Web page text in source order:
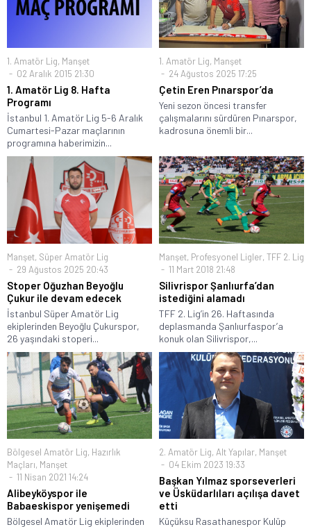
1. Amatör Lig, Manşet
02 Aralık 2015 21:30
1. Amatör Lig 8. Hafta
Programı
İstanbul 1. Amatör Lig 5-6 Aralık
Cumartesi-Pazar maçlarının
programına haberimizin...
1. Amatör Lig, Manşet
24 Ağustos 2025 17:25
Çetin Eren Pınarspor’da
Yeni sezon öncesi transfer
çalışmalarını sürdüren Pınarspor,
kadrosuna önemli bir...
Manşet, Süper Amatör Lig
29 Ağustos 2025 20:43
Stoper Oğuzhan Beyoğlu
Çukur ile devam edecek
İstanbul Süper Amatör Lig
ekiplerinden Beyoğlu Çukurspor,
26 yaşındaki stoperi...
Manşet, Profesyonel Ligler, TFF 2. Lig
11 Mart 2018 21:48
Silivrispor Şanlıurfa’dan
istediğini alamadı
TFF 2. Lig’in 26. Haftasında
deplasmanda Şanlıurfaspor’a
konuk olan Silivrispor,...
Bölgesel Amatör Lig, Hazırlık
Maçları, Manşet
11 Nisan 2021 14:24
Alibeyköyspor ile
Babaeskispor yenişemedi
Bölgesel Amatör Lig ekiplerinden
2. Amatör Lig, Alt Yapılar, Manşet
04 Ekim 2023 19:33
Başkan Yılmaz sporseverleri
ve Üsküdarlıları açılışa davet
etti
Küçüksu Rasathanespor Kulüp